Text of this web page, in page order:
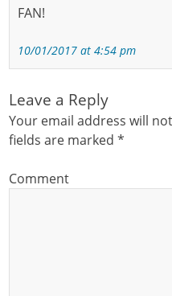
FAN!
10/01/2017 at 4:54 pm
Leave a Reply
Your email address will
fields are marked*
Comment